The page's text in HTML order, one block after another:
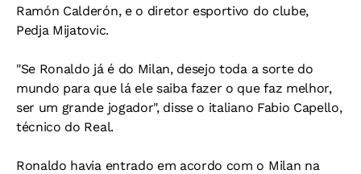
Ramón Calderón, e o diretor esportivo do clube,
Pedja Mijatovic.
"Se Ronaldo já é do Milan, desejo toda a sorte do
mundo para que lá ele saiba fazer o que faz melhor,
ser um grande jogador", disse o italiano Fabio Capello,
técnico do Real.
Ronaldo havia entrado em acordo com o Milan na